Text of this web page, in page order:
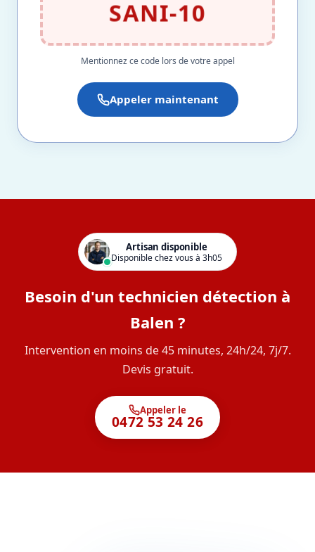
SANI-10
Mentionnez ce code lors de votre appel
Appeler maintenant
Artisan disponible
Disponible chez vous à 3h05
Besoin d'un technicien détection à
Balen ?
Intervention en moins de 45 minutes, 24h/24, 7j/7.
Devis gratuit.
Appeler le
0472 53 24 26